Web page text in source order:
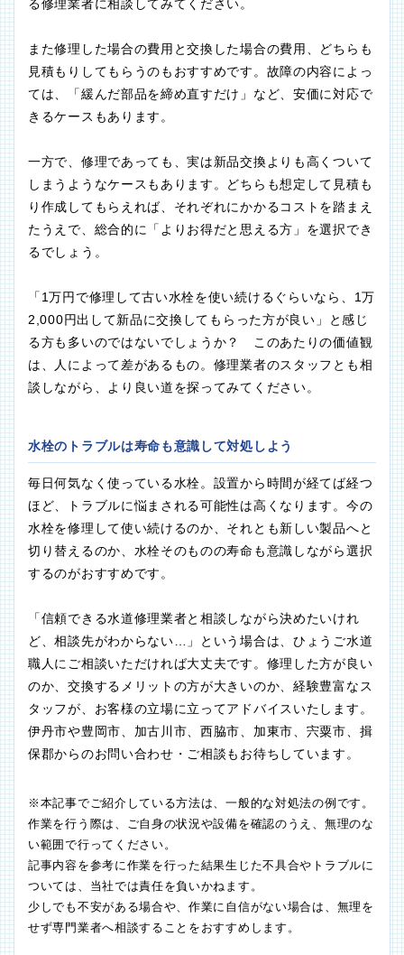
る修理業者に相談してみてください。
また修理した場合の費用と交換した場合の費用、どちらも
見積もりしてもらうのもおすすめです。故障の内容によっ
ては、「緩んだ部品を締め直すだけ」など、安価に対応で
きるケースもあります。
一方で、修理であっても、実は新品交換よりも高くついて
しまうようなケースもあります。どちらも想定して見積も
り作成してもらえれば、それぞれにかかるコストを踏まえ
たうえで、総合的に「よりお得だと思える方」を選択でき
るでしょう。
「1万円で修理して古い水栓を使い続けるぐらいなら、1万
2,000円出して新品に交換してもらった方が良い」と感じ
る方も多いのではないでしょうか？ このあたりの価値観
は、人によって差があるもの。修理業者のスタッフとも相
談しながら、より良い道を探ってみてください。
水栓のトラブルは寿命も意識して対処しよう
毎日何気なく使っている水栓。設置から時間が経てば経つ
ほど、トラブルに悩まされる可能性は高くなります。今の
水栓を修理して使い続けるのか、それとも新しい製品へと
切り替えるのか、水栓そのものの寿命も意識しながら選択
するのがおすすめです。
「信頼できる水道修理業者と相談しながら決めたいけれ
ど、相談先がわからない…」という場合は、ひょうご水道
職人にご相談いただければ大丈夫です。修理した方が良い
のか、交換するメリットの方が大きいのか、経験豊富なス
タッフが、お客様の立場に立ってアドバイスいたします。
伊丹市や豊岡市、加古川市、西脇市、加東市、宍粟市、揖
保郡からのお問い合わせ・ご相談もお待ちしています。
※本記事でご紹介している方法は、一般的な対処法の例です。
作業を行う際は、ご自身の状況や設備を確認のうえ、無理のな
い範囲で行ってください。
記事内容を参考に作業を行った結果生じた不具合やトラブルに
ついては、当社では責任を負いかねます。
少しでも不安がある場合や、作業に自信がない場合は、無理を
せず専門業者へ相談することをおすすめします。